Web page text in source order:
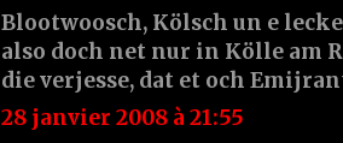
Blootwoosch, Kölsch un e
also doch net nur in Kölle am
die verjesse, dat et och
28 janvier 2008 à 21:55